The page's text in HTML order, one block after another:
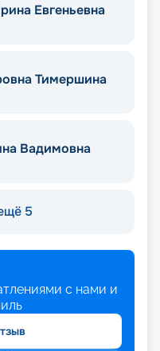
Евгеньевна
Тимершина
Вадимовна
5
с нами и